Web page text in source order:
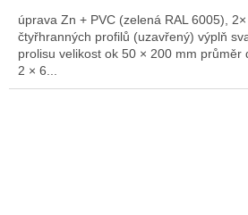
úprava Zn + PVC (zelená RAL 6005),
čtyřhranných profilů (uzavřený) výplň
prolisu velikost ok 50 × 200 mm průměr
2 × 6...